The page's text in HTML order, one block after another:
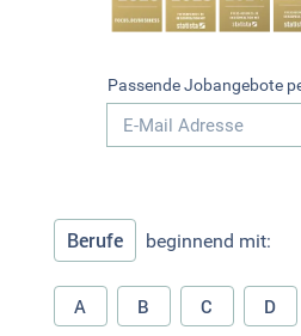
Passende Jobangebote
Berufe beginnend mit:
A B C D